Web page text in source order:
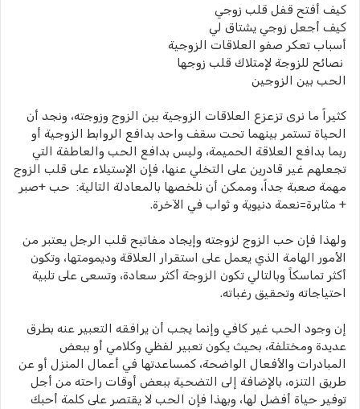
كيف أفتح قفل قلب زوجي
كيف أجعل زوجي يشتاق لي
أسباب تعكر صفو العلاقات الزوجية
نصائح للزوجة لإمتلاك قلب زوجها
الحب بين الزوجين
كثيراً ما نرى تزعزع العلاقات الزوجية بين الزوج وزوجته، ونجد أن
الحياة تستمر بينهما تحت سقف واحد بدافع الروابط الزوجية أو
ربما بدافع العلاقة الحميمة، وليس بدافع الحب والعاطفة التي
تجعلهم غير قادرين على التخلي عنها، فإن الإستيلاء على قلب الزوج
مهمة صعبة جداً، وممكن أن نلخصها بالمعادلة التالية: حب +صبر
+ مثابرة=نعمة دنيوية و ثواب في الآخرة.
ولهذا فإن حب الزوج لزوجته وإيجاد مفاتيح قلب الرجل يعتبر من
الأمور الهامة الذي يعمل على استقرار العلاقة وديمومتها، وتكون
أكثر تماسكاً وبالتالي تكون الزوجة أكثر سعادة، وتسعى على تلبية
احتياجاته وتحقيق رغباته.
إن وجود الحب غير كافي وإنما يجب أن يرافقه التعبير عنه بطرق
عديدة ومختلفة، بحيث يكون تعبير لفظي وكلامي أو ببعض
المبادرات والأفعال الواضحة، كمساعدتها في أعمال المنزل أو عن
طريق التنزه، بالإضافة إلى التضحية ببعض أوقات راحته من أجل
توفير حياة أفضل لها، وبهذا فإن الحب لا يقتصر على كلمة أحبك